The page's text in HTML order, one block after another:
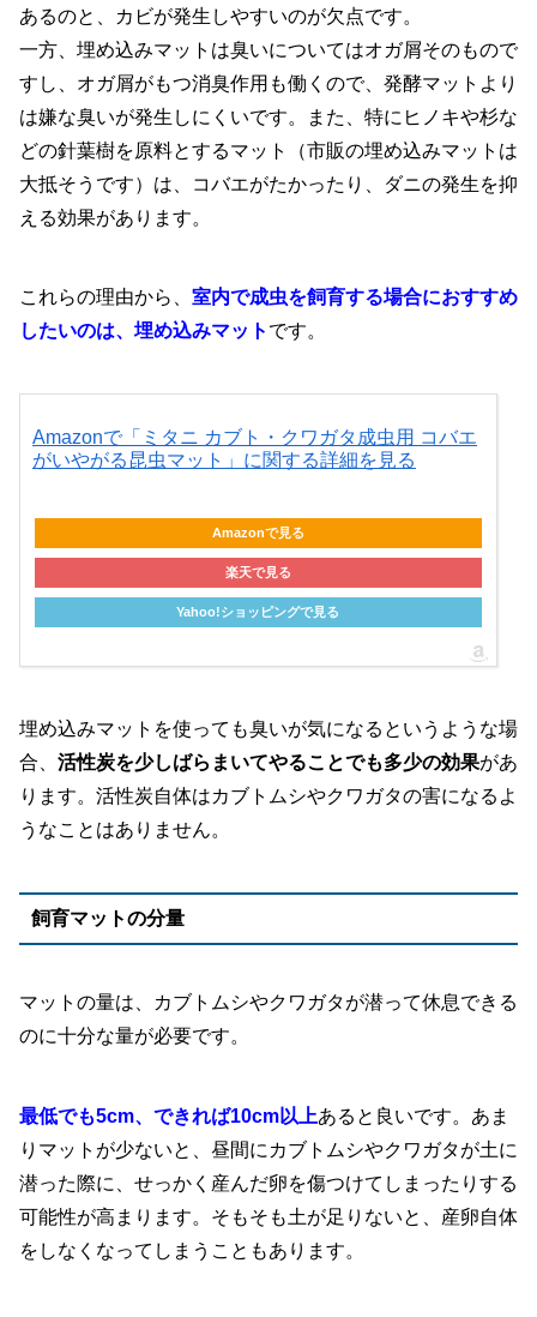
あるのと、カビが発生しやすいのが欠点です。
一方、埋め込みマットは臭いについてはオガ屑そのもので
すし、オガ屑がもつ消臭作用も働くので、発酵マットより
は嫌な臭いが発生しにくいです。また、特にヒノキや杉な
どの針葉樹を原料とするマット（市販の埋め込みマットは
大抵そうです）は、コバエがたかったり、ダニの発生を抑
える効果があります。
これらの理由から、 室内で成虫を飼育する場合におすすめ
したいのは、埋め込みマット です。
Amazonで「ミタニ カブト・クワガタ成虫用 コバエ
がいやがる昆虫マット」に関する詳細を見る
Amazonで見る
楽天で見る
Yahoo!ショッピングで見る
埋め込みマットを使っても臭いが気になるというような場
合、 活性炭を少しばらまいてやることでも多少の効果があ
ります。活性炭自体はカブトムシやクワガタの害になるよ
うなことはありません。
飼育マットの分量
マットの量は、カブトムシやクワガタが潜って休息できる
のに十分な量が必要です。
最低でも5cm、できれば10cm以上あると良いです。あま
りマットが少ないと、昼間にカブトムシやクワガタが土に
潜った際に、せっかく産んだ卵を傷つけてしまったりする
可能性が高まります。そもそも土が足りないと、産卵自体
をしなくなってしまうこともあります。